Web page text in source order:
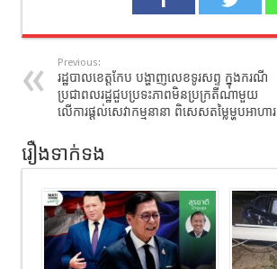
Previous:
រដ្ឋបាលខេត្តកែប បង្ហាញលេខទូរសព្ទ ក្នុងករណី
ប្រជាពលរដ្ឋជួបប្រទះភាពមិនប្រក្រតីណាមួយ
លើការផ្ដល់សេវាកម្មនានា ពិសេសតម្លៃម្ហូបអាហារ
រឿងទាក់ទង